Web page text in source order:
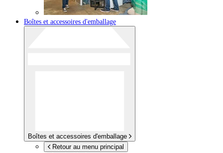
Boîtes et accessoires d'emballage
Boîtes et accessoires d'emballage
Retour au menu principal